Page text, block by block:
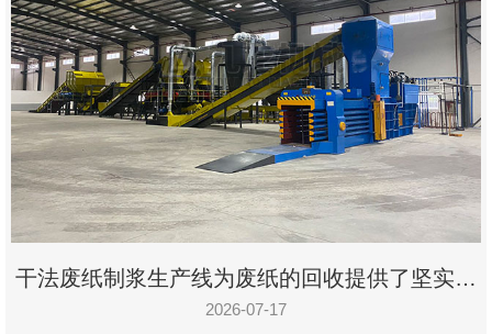
豫
ICP
备
19020390
号-1
干法废纸制浆生产线为废纸的回收提供了坚实的
保障
2026-07-17